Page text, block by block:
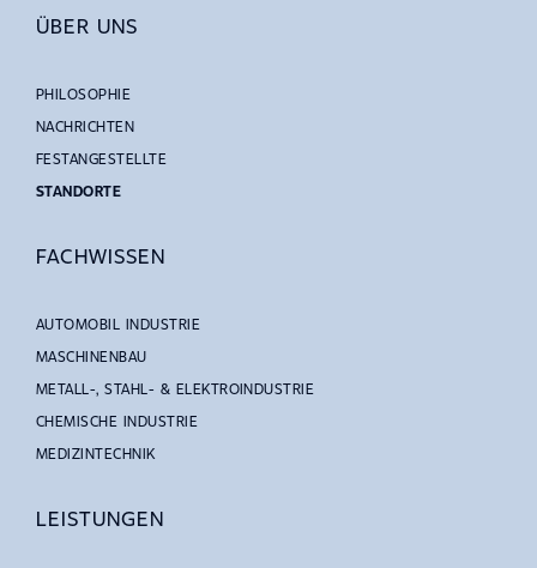
ÜBER UNS
PHILOSOPHIE
NACHRICHTEN
FESTANGESTELLTE
STANDORTE
FACHWISSEN
AUTOMOBIL INDUSTRIE
MASCHINENBAU
METALL-, STAHL- & ELEKTROINDUSTRIE
CHEMISCHE INDUSTRIE
MEDIZINTECHNIK
LEISTUNGEN